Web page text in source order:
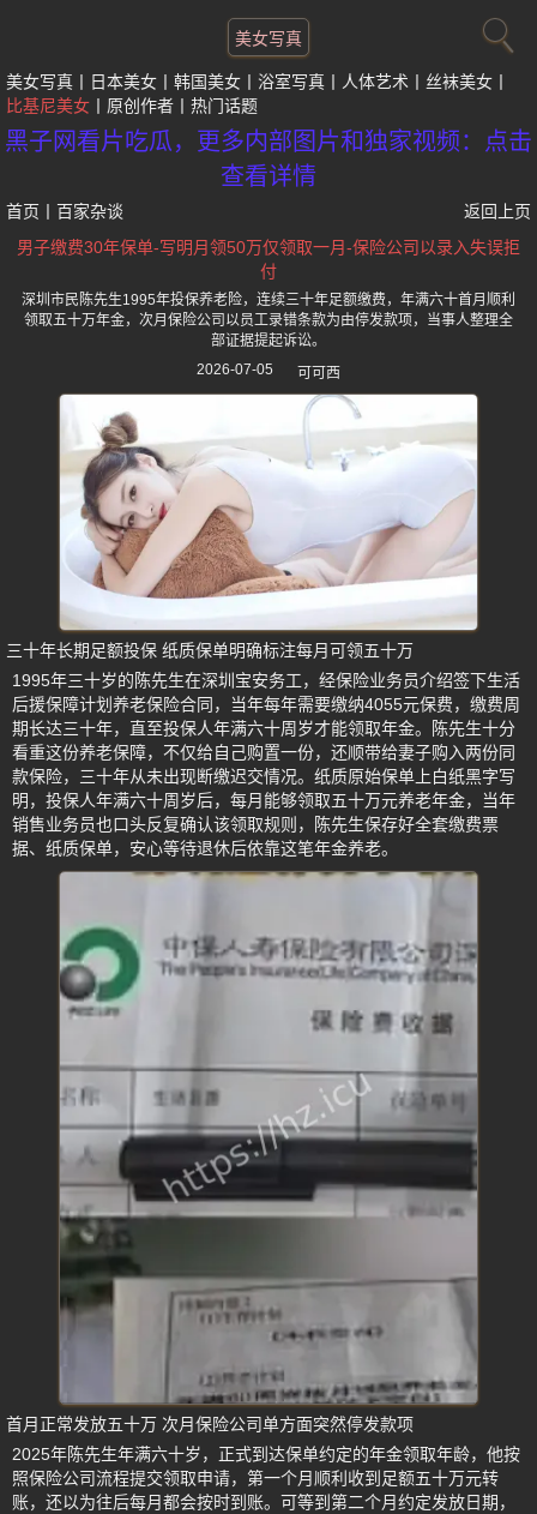
美女写真
美女写真 日本美女 韩国美女 浴室写真 人体艺术
丝袜美女
比基尼美女
原创作者 热门话题
黑子网看片吃瓜，更多内部图片和独家视频：点击
查看详情
首页 百家杂谈
返回上页
男子缴费30年保单-写明月领50万仅领取一月-保险公司以录入失误拒
付
深圳市民陈先生1995年投保养老险，连续三十年足额缴费，年满六十首月顺利
领取五十万年金，次月保险公司以员工录错条款为由停发款项，当事人整理全
部证据提起诉讼。
2026-07-05
可可西
三十年长期足额投保 纸质保单明确标注每月可领五十万
1995年三十岁的陈先生在深圳宝安务工，经保险业务员介绍签下生活
后援保障计划养老保险合同，当年每年需要缴纳4055元保费，缴费周
期长达三十年，直至投保人年满六十周岁才能领取年金。陈先生十分
看重这份养老保障，不仅给自己购置一份，还顺带给妻子购入两份同
款保险，三十年从未出现断缴迟交情况。纸质原始保单上白纸黑字写
明，投保人年满六十周岁后，每月能够领取五十万元养老年金，当年
销售业务员也口头反复确认该领取规则，陈先生保存好全套缴费票
据、纸质保单，安心等待退休后依靠这笔年金养老。
首月正常发放五十万 次月保险公司单方面突然停发款项
2025年陈先生年满六十岁，正式到达保单约定的年金领取年龄，他按
照保险公司流程提交领取申请，第一个月顺利收到足额五十万元转
账，还以为往后每月都会按时到账。可等到第二个月约定发放日期，